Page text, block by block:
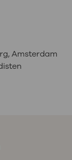
Amsterdam